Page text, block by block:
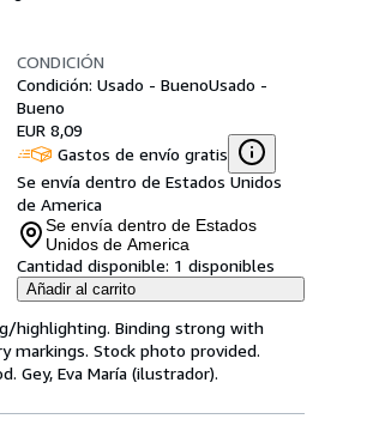
CONDICIÓN
Condición: Usado - BuenoUsado -
Bueno
EUR 8,09
Gastos de envío gratis
Se envía dentro de Estados Unidos
de America
Se envía dentro de Estados
Unidos de America
Cantidad disponible: 1 disponibles
Añadir al carrito
highlighting. Binding strong with
markings. Stock photo provided.
Gey, Eva María (ilustrador).